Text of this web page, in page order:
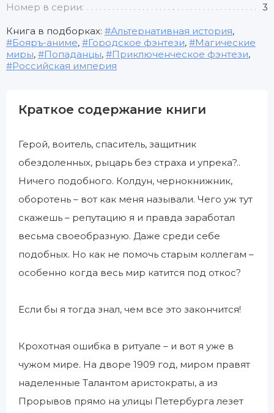
Номер в серии: 3
Книга в подборках: Альтернативная история,
Бояръ-аниме, Городское фэнтези,
Магические
миры, Попаданцы, Приключенческое фэнтези,
Российская империя
Краткое содержание книги
Герой, воитель, спаситель, защитник
обездоленных, рыцарь без страха и упрека?..
Ничего подобного. Колдун, чернокнижник,
оборотень – вот как меня называли. Чего уж тут
скажешь – репутацию я и правда заработал
весьма своеобразную. Даже среди себе
подобных. Но как не помочь старым коллегам –
особенно когда весь мир катится под откос?
Если бы я тогда знал, чем все это закончится!
Крохотная ошибка в ритуале – и вот я уже в
чужом мире. На дворе 1909 год, миром правят
наделенные Талантом аристократы, а из
Прорывов прямо на улицы Петербурга лезет